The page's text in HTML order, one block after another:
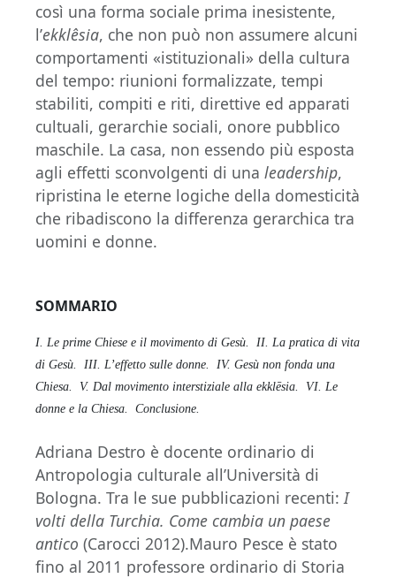
così una forma sociale prima inesistente,
l’ekklêsia, che non può non assumere alcuni
comportamenti «istituzionali» della cultura
del tempo: riunioni formalizzate, tempi
stabiliti, compiti e riti, direttive ed apparati
cultuali, gerarchie sociali, onore pubblico
maschile. La casa, non essendo più esposta
agli effetti sconvolgenti di una leadership,
ripristina le eterne logiche della domesticità
che ribadiscono la differenza gerarchica tra
uomini e donne.
SOMMARIO
I. Le prime Chiese e il movimento di Gesù.
II. La pratica di vita
di Gesù.
III. L’effetto sulle donne.
IV. Gesù non fonda una
Chiesa.
V. Dal movimento interstiziale alla ekklēsia.
VI. Le
donne e la Chiesa.
Conclusione.
Adriana Destro è docente ordinario di
Antropologia culturale all’Università di
Bologna. Tra le sue pubblicazioni recenti:I
volti della Turchia. Come cambia un paese
antico (Carocci 2012).Mauro Pesce è stato
fino al 2011 professore ordinario di Storia